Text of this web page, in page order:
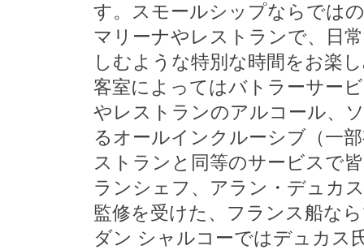
す。スモールシップならでは
マリーナやレストランで、日
しむような特別な時間をお楽
客室によってはバトラーサー
やレストランのアルコール、
るオールインクルーシブ（一
ストランと同等のサービスで
ランシェフ、アラン・デュカ
監修を受けた、フランス船な
ダン シャルコーではデュカス